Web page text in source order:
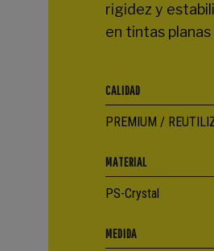
rigidez y
en tintas planas
CALIDAD
PREMIUM /
MATERIAL
PS-Crystal
MEDIDA